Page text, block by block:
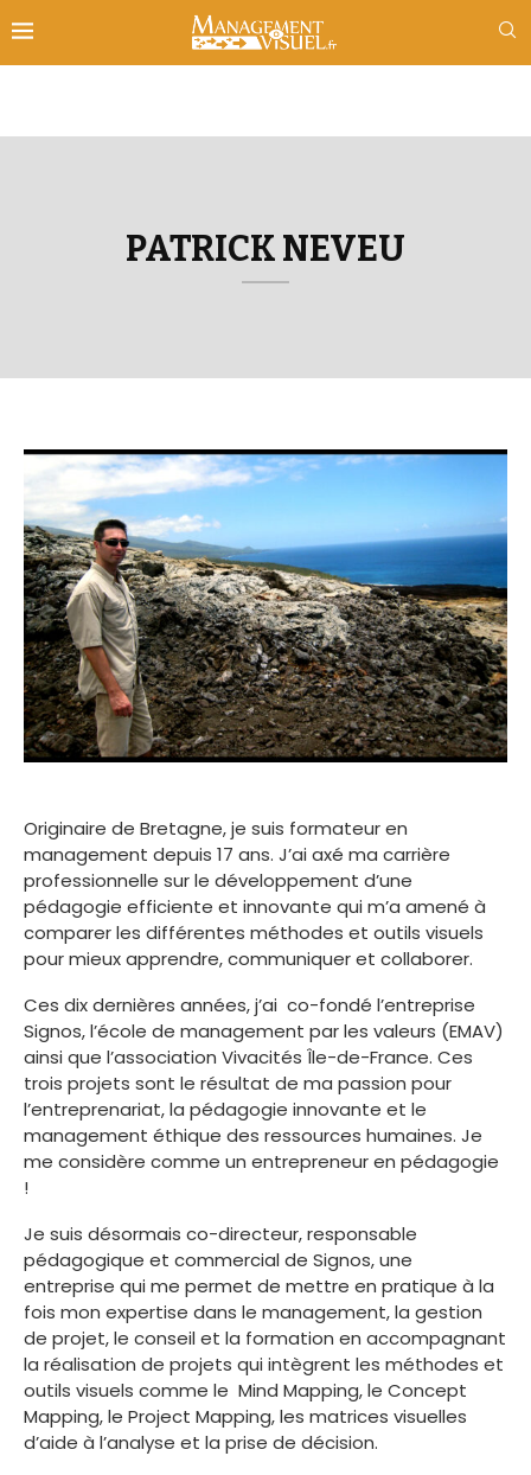
PATRICK NEVEU
Originaire de Bretagne, je suis formateur en
management depuis 17 ans. J’ai axé ma carrière
professionnelle sur le développement d’une
pédagogie efficiente et innovante qui m’a amené à
comparer les différentes méthodes et outils visuels
pour mieux apprendre, communiquer et collaborer.
Ces dix dernières années, j’ai co-fondé l’entreprise
Signos, l’école de management par les valeurs (EMAV)
ainsi que l’association Vivacités Île-de-France. Ces
trois projets sont le résultat de ma passion pour
l’entreprenariat, la pédagogie innovante et le
management éthique des ressources humaines. Je
me considère comme un entrepreneur en pédagogie
!
Je suis désormais co-directeur, responsable
pédagogique et commercial de Signos, une
entreprise qui me permet de mettre en pratique à la
fois mon expertise dans le management, la gestion
de projet, le conseil et la formation en accompagnant
la réalisation de projets qui intègrent les méthodes et
outils visuels comme le Mind Mapping, le Concept
Mapping, le Project Mapping, les matrices visuelles
d’aide à l’analyse et la prise de décision.